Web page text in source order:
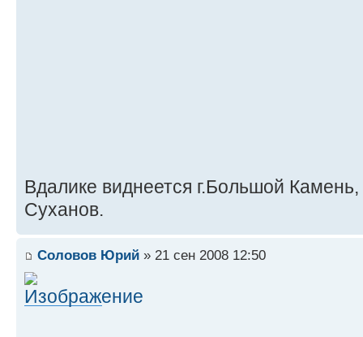
Вдалике виднеется г.Большой
Суханов.
Соловов Юрий » 21 сен 2008 12:50